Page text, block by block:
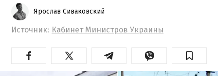
Ярослав Сиваковский
Источник: Кабинет Министров Украины